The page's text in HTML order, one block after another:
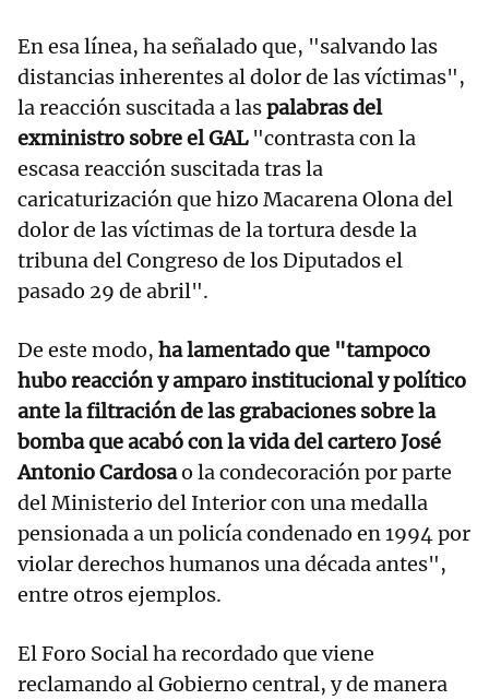
En esa línea, ha señalado que, "salvando las
distancias inherentes al dolor de las víctimas",
la reacción suscitada a laspalabras del
exministro sobre el GAL"contrasta con la
escasa reacción suscitada tras la
caricaturización que hizo Macarena Olona del
dolor de las víctimas de la tortura desde la
tribuna del Congreso de los Diputados el
pasado 29 de abril".
De este modo, ha lamentado que "tampoco
hubo reacción y amparo institucional y político
ante la filtración de las grabaciones sobre la
bomba que acabó con la vida del cartero José
Antonio Cardosao la condecoración por parte
del Ministerio del Interior con una medalla
pensionada a un policía condenado en 1994 por
violar derechos humanos una década antes",
entre otros ejemplos.
El Foro Social ha recordado que viene
reclamando al Gobierno central, y de manera